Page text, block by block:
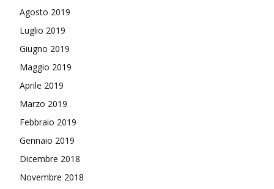
Agosto 2019
Luglio 2019
Giugno 2019
Maggio 2019
Aprile 2019
Marzo 2019
Febbraio 2019
Gennaio 2019
Dicembre 2018
Novembre 2018